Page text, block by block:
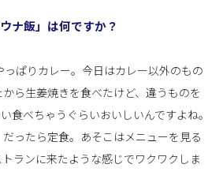
ナ飯」は何ですか？
っぱりカレー。今日はカレー以外のもの
ら生姜焼きを食べたけど、違うものを
食べちゃうぐらいおいしいんですよね。
ったら定食。あそこはメニューを見る
ランに来たような感じでワクワクしま